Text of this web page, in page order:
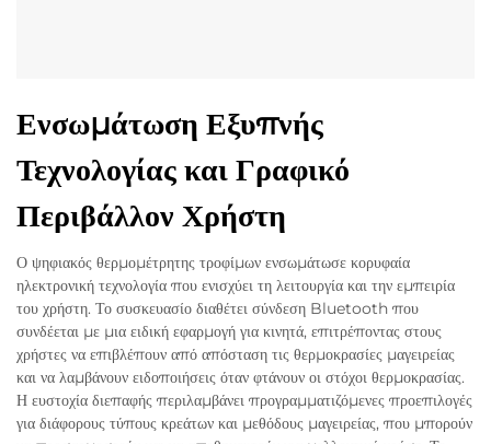
Ενσωμάτωση Εξυπνής
Τεχνολογίας και Γραφικό
Περιβάλλον Χρήστη
Ο ψηφιακός θερμομέτρητης τροφίμων ενσωμάτωσε κορυφαία
ηλεκτρονική τεχνολογία που ενισχύει τη λειτουργία και την εμπειρία
του χρήστη. Το συσκευασίο διαθέτει σύνδεση Bluetooth που
συνδέεται με μια ειδική εφαρμογή για κινητά, επιτρέποντας στους
χρήστες να επιβλέπουν από απόσταση τις θερμοκρασίες μαγειρείας
και να λαμβάνουν ειδοποιήσεις όταν φτάνουν οι στόχοι θερμοκρασίας.
Η ευστοχία διεπαφής περιλαμβάνει προγραμματιζόμενες προεπιλογές
για διάφορους τύπους κρεάτων και μεθόδους μαγειρείας, που μπορούν